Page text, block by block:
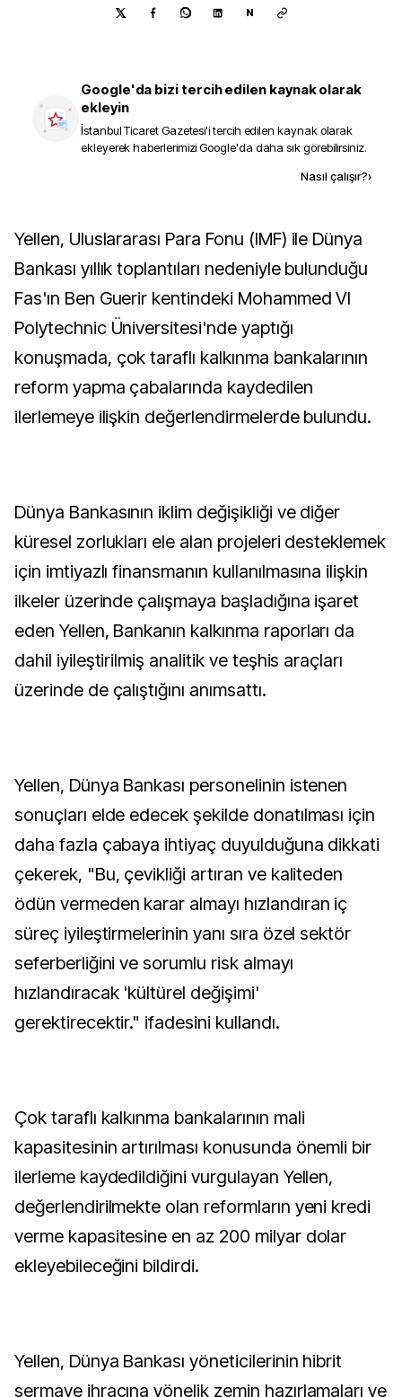
N
Google'da bizi tercih edilen kaynak olarak
ekleyin
İstanbul Ticaret Gazetesi'i tercih edilen kaynak olarak
ekleyerek haberlerimizi Google'da daha sık görebilirsiniz.
Nasıl çalışır?›
Yellen, Uluslararası Para Fonu (IMF) ile Dünya
Bankası yıllık toplantıları nedeniyle bulunduğu
Fas'ın Ben Guerir kentindeki Mohammed VI
Polytechnic Üniversitesi'nde yaptığı
konuşmada, çok taraflı kalkınma bankalarının
reform yapma çabalarında kaydedilen
ilerlemeye ilişkin değerlendirmelerde bulundu.
Dünya Bankasının iklim değişikliği ve diğer
küresel zorlukları ele alan projeleri desteklemek
için imtiyazlı finansmanın kullanılmasına ilişkin
ilkeler üzerinde çalışmaya başladığına işaret
eden Yellen, Bankanın kalkınma raporları da
dahil iyileştirilmiş analitik ve teşhis araçları
üzerinde de çalıştığını anımsattı.
Yellen, Dünya Bankası personelinin istenen
sonuçları elde edecek şekilde donatılması için
daha fazla çabaya ihtiyaç duyulduğuna dikkati
çekerek, "Bu, çevikliği artıran ve kaliteden
ödün vermeden karar almayı hızlandıran iç
süreç iyileştirmelerinin yanı sıra özel sektör
seferberliğini ve sorumlu risk almayı
hızlandıracak 'kültürel değişimi'
gerektirecektir." ifadesini kullandı.
Çok taraflı kalkınma bankalarının mali
kapasitesinin artırılması konusunda önemli bir
ilerleme kaydedildiğini vurgulayan Yellen,
değerlendirilmekte olan reformların yeni kredi
verme kapasitesine en az 200 milyar dolar
ekleyebileceğini bildirdi.
Yellen, Dünya Bankası yöneticilerinin hibrit
sermaye ihracına yönelik zemin hazırlamaları ve